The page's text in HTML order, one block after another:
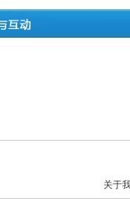
关于